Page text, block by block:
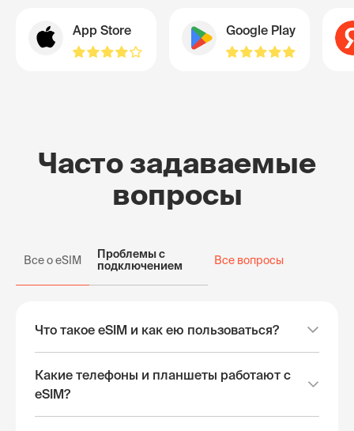
App Store Google Play
Часто задаваемые
вопросы
Все о eSIM
Проблемы с
подключением
Все вопросы
Что такое eSIM и как ею пользоваться?
Какие телефоны и планшеты работают с
eSIM?